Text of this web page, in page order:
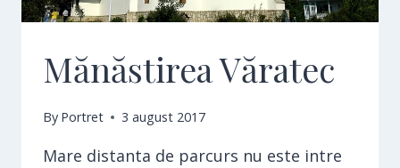
Mănăstirea Văratec
By Portret 3 august 2017
Mare distanta de parcurs nu este intre